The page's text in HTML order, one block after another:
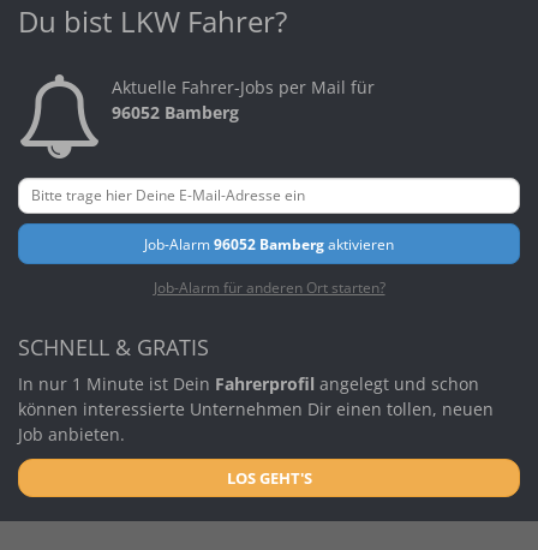
Du bist LKW Fahrer?
Aktuelle Fahrer-Jobs per Mail für
96052 Bamberg
Job-Alarm96052 Bambergaktivieren
Job-Alarm für anderen Ort starten?
SCHNELL & GRATIS
In nur 1 Minute ist Dein Fahrerprofil angelegt und schon
können interessierte Unternehmen Dir einen tollen, neuen
Job anbieten.
LOS GEHT'S